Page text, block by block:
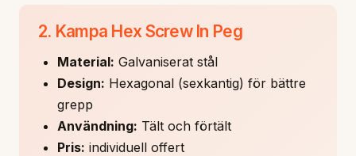
2. Kampa Hex Screw In Peg
Material: Galvaniserat stål
Design: Hexagonal (sexkantig) för bättre
grepp
Användning: Tält och förtält
Pris: individuell offert